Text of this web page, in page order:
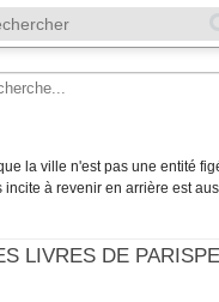
la ville n'est pas une entité
à revenir en arrière est
LIVRES DE